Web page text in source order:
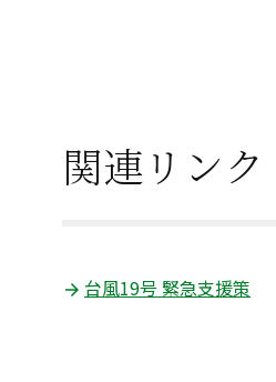
関連リンク
台風19号 緊急支援策